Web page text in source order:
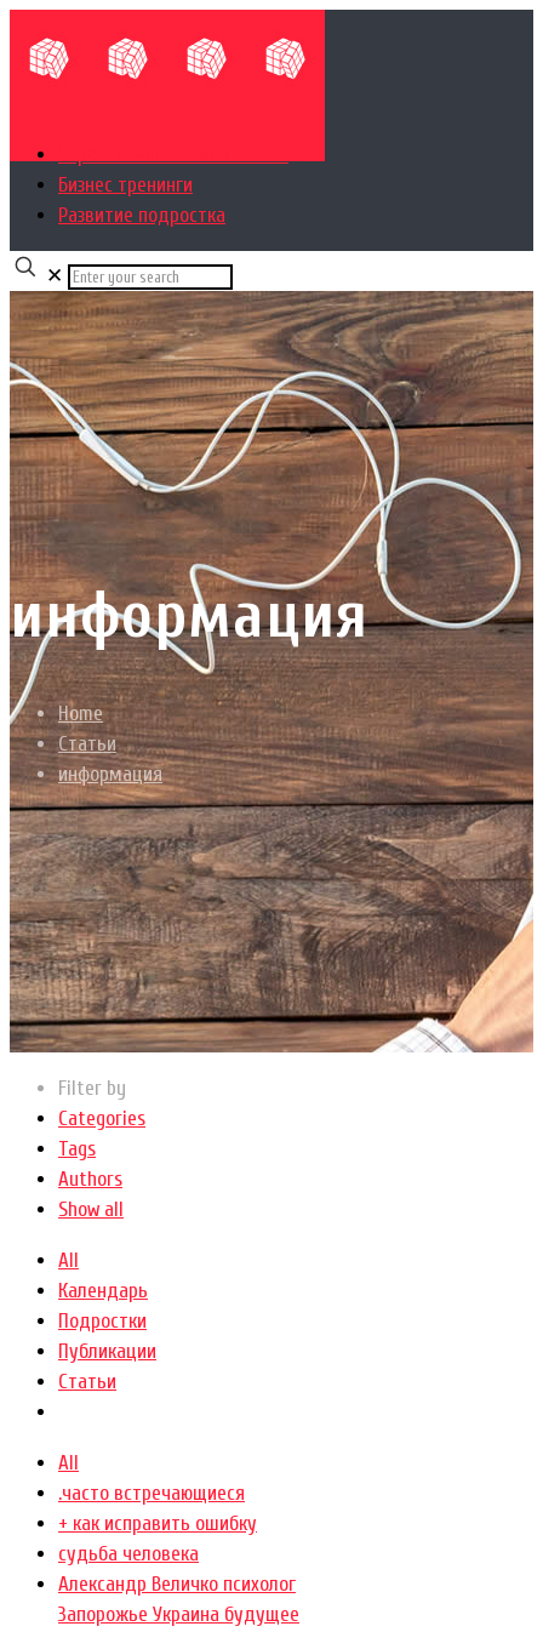
Бизнес тренинги
Развитие подростка
✕
информация
Home
Статьи
информация
Filter by
Categories
Tags
Authors
Show all
All
Календарь
Подростки
Публикации
Статьи
All
.часто встречающиеся
+ как исправить ошибку
cудьба человека
Александр Величко психолог
Запорожье Украина будущее